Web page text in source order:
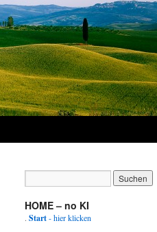
HOME – no KI
. Start- hier klicken